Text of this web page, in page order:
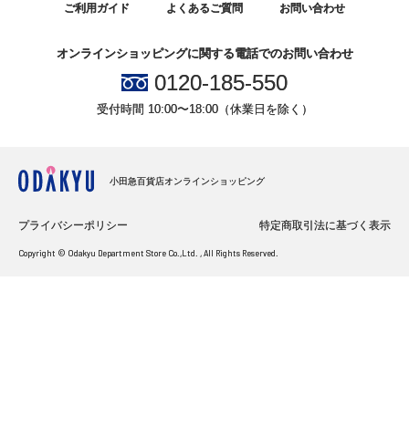
ご利用ガイド よくあるご質問 お問い合わせ
オンラインショッピングに関する電話でのお問い合わせ
0120-185-550
受付時間 10:00〜18:00（休業日を除く）
小田急百貨店オンラインショッピング
プライバシーポリシー 特定商取引法に基づく表示
Copyright © Odakyu Department Store Co.,Ltd. , All Rights Reserved.